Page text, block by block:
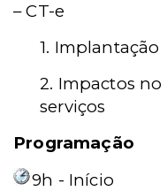
– CT-e
1. Implantação
2. Impactos
serviços
Programação
9h - Início